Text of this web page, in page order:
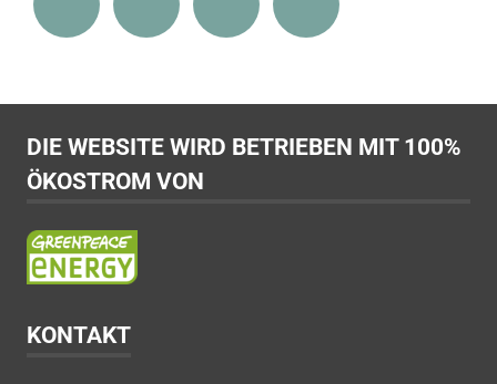
DIE WEBSITE WIRD BETRIEBEN MIT 100%
ÖKOSTROM VON
KONTAKT